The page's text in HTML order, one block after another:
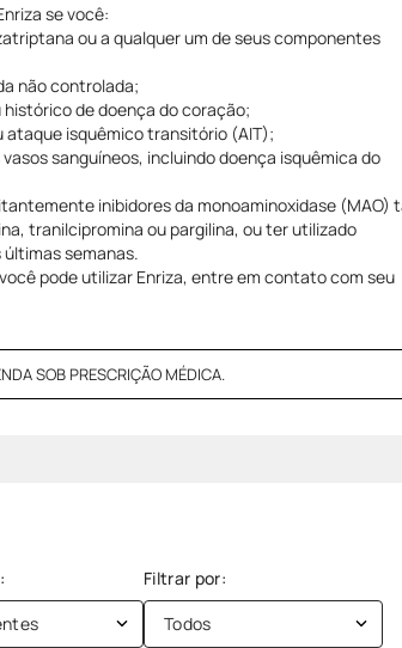
se você:
ou a qualquer um de seus componentes
não controlada;
de doença do coração;
ataque isquêmico transitório (AIT);
sanguíneos, incluindo doença isquêmica do
inibidores da monoaminoxidase (MAO)
tranilcipromina ou pargilina, ou ter utilizado
últimas semanas.
pode utilizar Enriza, entre em contato com seu
SOB PRESCRIÇÃO MÉDICA.
Todos